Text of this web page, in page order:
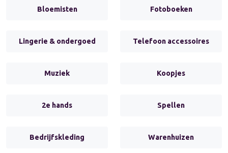
Bloemisten Fotoboeken
Lingerie & ondergoed Telefoon accessoires
Muziek Koopjes
2e hands Spellen
Bedrijfskleding Warenhuizen